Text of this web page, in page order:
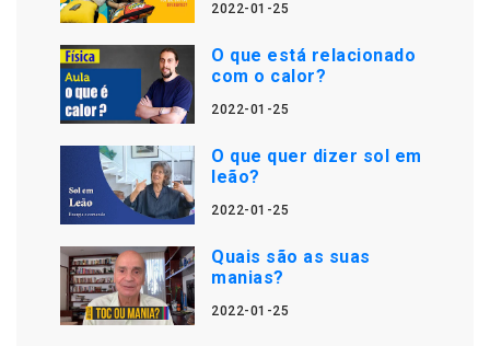
2022-01-25
O que está relacionado
com o calor?
2022-01-25
O que quer dizer sol em
leão?
2022-01-25
Quais são as suas
manias?
2022-01-25